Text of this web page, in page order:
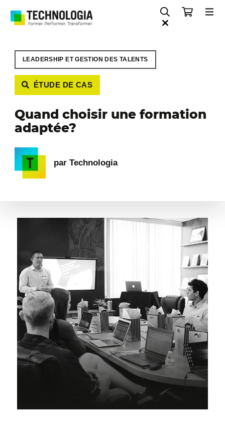
LEADERSHIP ET GESTION DES TALENTS
ÉTUDE DE CAS
Quand choisir une formation
adaptée?
par Technologia